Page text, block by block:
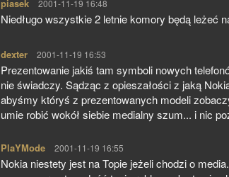
piasek pisze:
2001-11-19 16:48
Niedługo wszystkie 2 letnie komory będą leżeć
dexter pisze:
2001-11-19 16:53
Prezentowanie jakiś tam symboli nowych
nie świadczy. Sądząc z opieszałości z jaką
abyśmy któryś z prezentowanych modeli
umie robić wokół siebie medialny szum... i nic
PlaYMode pisze:
2001-11-19 16:55
Nokia niestety jest na Topie jeżeli chodzi o